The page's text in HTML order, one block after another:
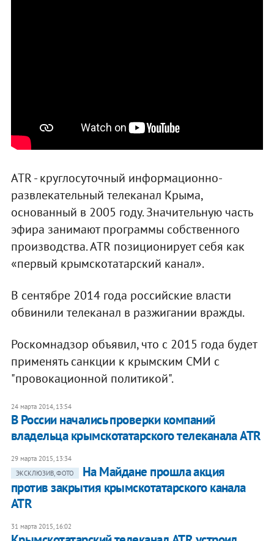
ATR - круглосуточный информационно-
развлекательный телеканал Крыма,
основанный в 2005 году. Значительную часть
эфира занимают программы собственного
производства. ATR позиционирует себя как
«первый крымскотатарский канал».
В сентябре 2014 года российские власти
обвинили телеканал в разжигании вражды.
Роскомнадзор объявил, что с 2015 года будет
применять санкции к крымским СМИ с
"провокационной политикой".
24 марта 2014, 13:54
В России начались проверки компаний
владельца крымскотатарского телеканала ATR
29 марта 2015, 13:34
ЭКСКЛЮЗИВ, ФОТО
На Майдане прошла акция
против закрытия крымскотатарского канала
ATR
31 марта 2015, 16:02